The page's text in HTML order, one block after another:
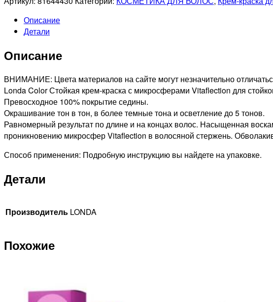
4/75
LONDACOLOR
КРЕМ-
ДЛЯ
ВОЛОС
ШАТЕН
КОРИЧНЕВЫЙ
КРАСНЫЙ,
60мл
Описание
Детали
Описание
ВНИМАНИЕ: Цвета материалов на сайте могут незначительно
Londa Color Стойкая крем-краска с микросферами Vitaflection для
Превосходное 100% покрытие седины.
Окрашивание тон в тон, в более темные тона и осветление до 5 тонов.
Равномерный результат по длине и на концах волос. Насыщенная
проникновению микросфер Vitaflection в волосяной стержень.
Способ применения: Подробную инструкцию вы найдете на упаковке.
Детали
Производитель LONDA
Похожие